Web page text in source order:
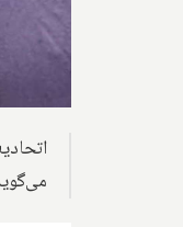
می‌گوید بیش